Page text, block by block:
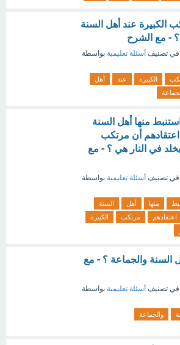
الكبيرة عند أهل السنة
؟ - مع الشرح
في تصنيف أسئلة تعليمية بواسطة
الكبيرة عند
أهل
استنبط منها أهل السنة
أن مرتكب
يخلد في النار هي ؟ - مع
في تصنيف أسئلة تعليمية بواسطة
منها أهل
السنة
اعتقادهم مرتكب
الكبيرة
السنة والجماعة ؟ - مع
في تصنيف أسئلة تعليمية بواسطة
والجماعة